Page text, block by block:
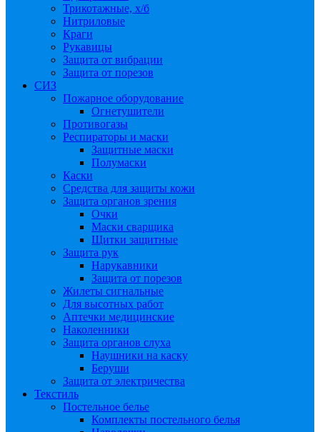
Трикотажные, х/б
Нитриловые
Краги
Рукавицы
Защита от вибрации
Защита от порезов
СИЗ
Пожарное оборудование
Огнетушители
Противогазы
Респираторы и маски
Защитные маски
Полумаски
Каски
Средства для защиты кожи
Защита органов зрения
Очки
Маски сварщика
Щитки защитные
Защита рук
Нарукавники
Защита от порезов
Жилеты сигнальные
Для высотных работ
Аптечки медицинские
Наколенники
Защита органов слуха
Наушники на каску
Беруши
Защита от электричества
Текстиль
Постельное белье
Комплекты постельного белья